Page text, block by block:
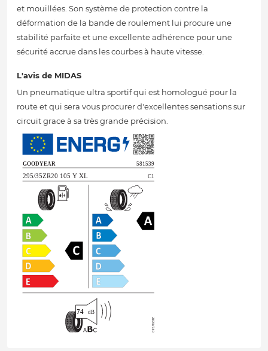
et mouillées. Son système de protection contre la
déformation de la bande de roulement lui procure une
stabilité parfaite et une excellente adhérence pour une
sécurité accrue dans les courbes à haute vitesse.
L'avis de MIDAS
Un pneumatique ultra sportif qui est homologué pour la
route et qui sera vous procurer d'excellentes sensations sur
circuit grace à sa très grande précision.